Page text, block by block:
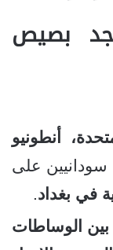
بصيص
أنطونيو
سودانيين على
في بغداد.
بين الوساطات